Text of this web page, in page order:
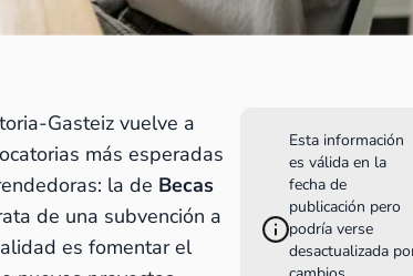
Gasteiz vuelve a
más esperadas
la de Becas
de una subvención a
es fomentar el
Esta información
es válida en la
fecha de
publicación pero
podría verse
desactualizada